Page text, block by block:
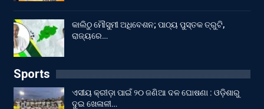
କାଲିଠୁ ମୌସୁମୀ ଅଧିବେଶନ; ପାଠ୍ୟ ପୁସ୍ତକ ତ୍ରୁଟି,
ରାଜ୍ୟରେ…
Sports
ଏସୀୟ କ୍ରୀଡ଼ା ପାଇଁ ୨୦ ଜଣିଆ ଦଳ ଘୋଷଣା : ଓଡ଼ିଶାରୁ
ଦୁଇ ଖେଳାଳୀ…